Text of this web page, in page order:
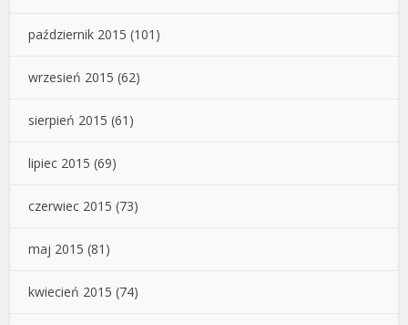
październik 2015 (101)
wrzesień 2015 (62)
sierpień 2015 (61)
lipiec 2015 (69)
czerwiec 2015 (73)
maj 2015 (81)
kwiecień 2015 (74)